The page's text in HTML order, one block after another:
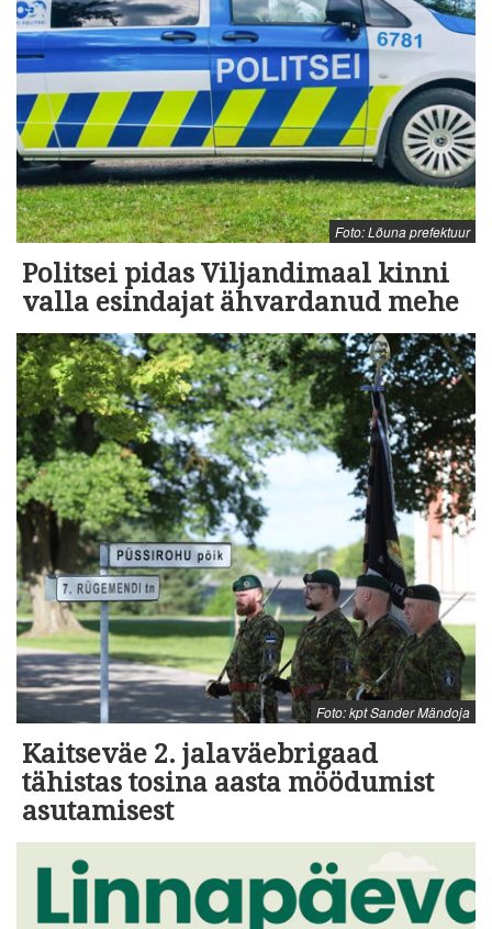
Foto: Lõuna prefektuur
Politsei pidas Viljandimaal kinni
valla esindajat ähvardanud mehe
Foto: kpt Sander Mändoja
Kaitseväe 2. jalaväebrigaad
tähistas tosina aasta möödumist
asutamisest